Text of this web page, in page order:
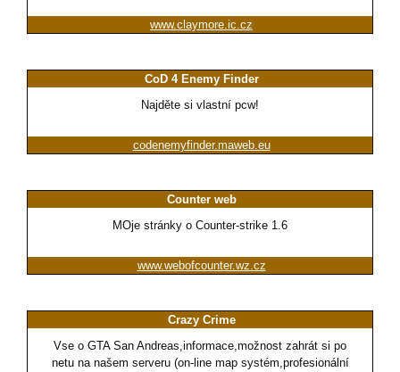
www.claymore.ic.cz
CoD 4 Enemy Finder
Najděte si vlastní pcw!
codenemyfinder.maweb.eu
Counter web
MOje stránky o Counter-strike 1.6
www.webofcounter.wz.cz
Crazy Crime
Vse o GTA San Andreas,informace,možnost zahrát si po
netu na našem serveru (on-line map systém,profesionální